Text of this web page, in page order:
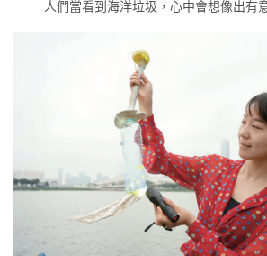
人們當看到海洋垃圾，心中會想像出有